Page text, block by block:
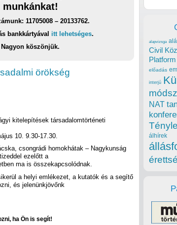
munkánkat!
11705008 – 20133762.
bankkártyával itt lehetséges.
Nagyon köszönjük.
örökség
kitelepítések társadalomtörténeti
10. 9.30-17.30.
csongrádi homokhátak – Nagykunság
ezelőtt a
ma is összekapcsolódnak.
a helyi emlékezet, a kutatók és a segítő
és jelenünkjövőnk
ha Ön is segít!
alapvizsga
Civil
Platform
előadás
interjú
NAT
álhírek